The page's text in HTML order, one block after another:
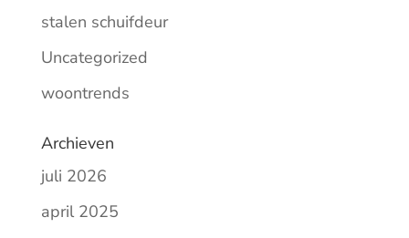
stalen schuifdeur
Uncategorized
woontrends
Archieven
juli 2026
april 2025